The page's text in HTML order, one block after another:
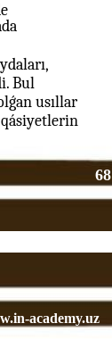
68
Bul
usıllar
qásiyetlerin
academy.uz